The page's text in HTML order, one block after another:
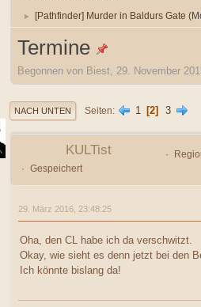
► [Pathfinder] Murder in Baldurs Gate
Termine
Begonnen von Biest, 29. November
NACH UNTEN Seiten 1 2 3
KULTist
Gespeichert
29. März 2016, 23:48:25
Oha, den CL habe ich da verschwitzt.
Okay, wie sieht es denn jetzt bei den
Ich könnte bislang da!